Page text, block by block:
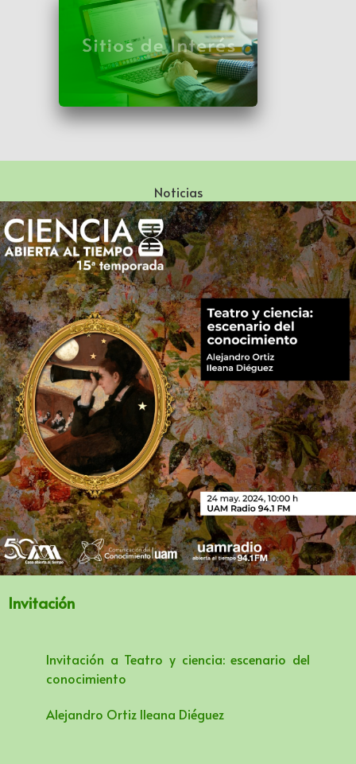
Noticias
Especialización en Literatura Mexicana del Siglo XX
Invitación
Invitación a Teatro y ciencia: escenario del
conocimiento
Alejandro Ortiz lleana Diéguez